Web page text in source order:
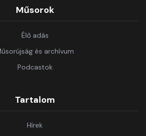
Műsorok
Élő adás
és archívum
Podcastok
Tartalom
Hírek